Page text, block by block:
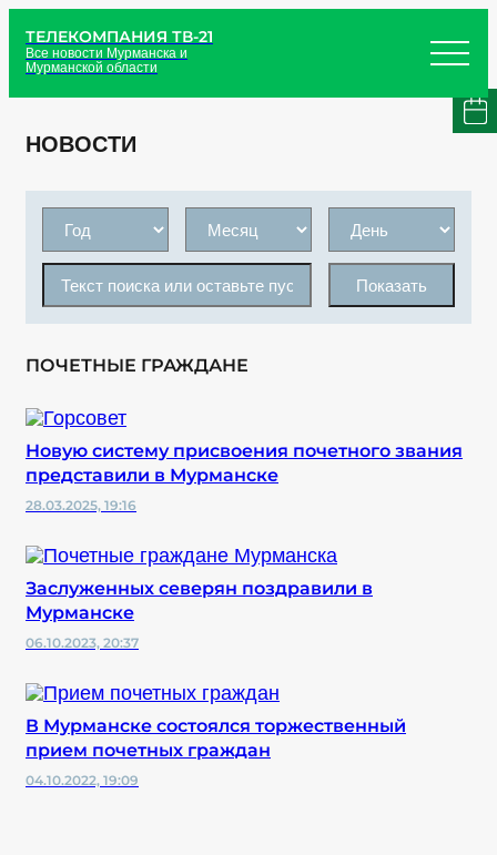
ТЕЛЕКОМПАНИЯ ТВ-21
Все новости Мурманска и
Мурманской области
НОВОСТИ
Показать
ПОЧЕТНЫЕ ГРАЖДАНЕ
Новую систему присвоения почетного звания
представили в Мурманске
28.03.2025, 19:16
Заслуженных северян поздравили в
Мурманске
06.10.2023, 20:37
В Мурманске состоялся торжественный
прием почетных граждан
04.10.2022, 19:09